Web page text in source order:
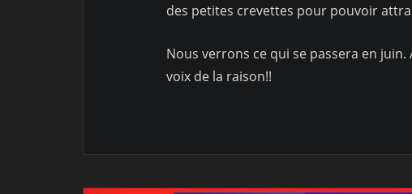
des petites crevettes pour pouvoir
Nous verrons ce qui se passera en
voix de la raison!!